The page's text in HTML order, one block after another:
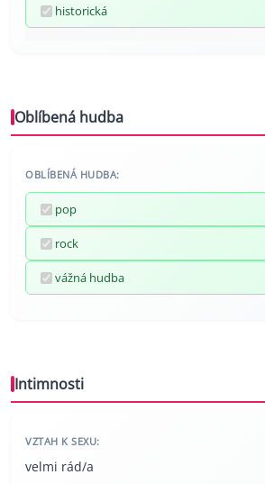
historická
Oblíbená hudba
OBLÍBENÁ HUDBA:
pop
rock
vážná hudba
Intimnosti
VZTAH K SEXU:
velmi rád/a